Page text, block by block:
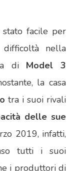
facile per
nella
di Model 3
la casa
tra i suoi rivali
delle sue
2019, infatti,
tutti i suoi
i produttori di